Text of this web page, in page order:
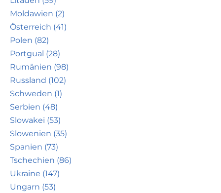
Moldawien (2)
Österreich (41)
Polen (82)
Portgual (28)
Rumänien (98)
Russland (102)
Schweden (1)
Serbien (48)
Slowakei (53)
Slowenien (35)
Spanien (73)
Tschechien (86)
Ukraine (147)
Ungarn (53)